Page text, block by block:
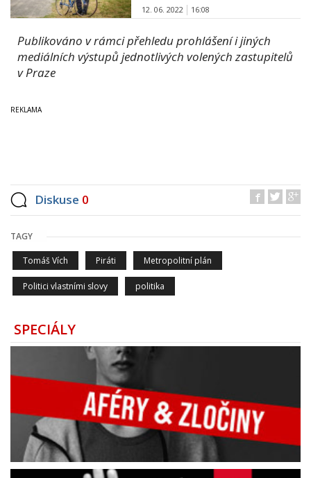
12. 06. 2022 16:08
Publikováno v rámci přehledu prohlášení i jiných
mediálních výstupů jednotlivých volených zastupitelů
v Praze
Diskuse 0
TAGY
Tomáš Vích Piráti Metropolitní plán
Politici vlastními slovy politika
SPECIÁLY